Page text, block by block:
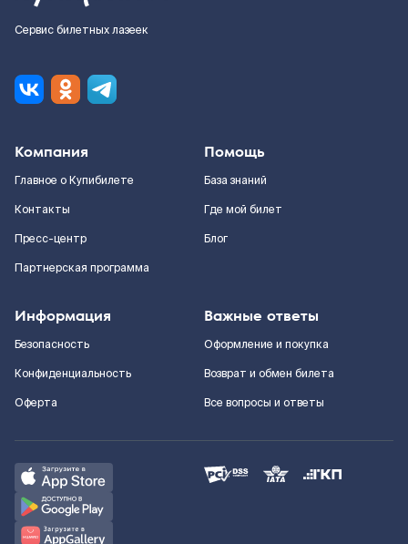
Сервис билетных лазеек
Компания
Главное о Купибилете
Контакты
Пресс-центр
Партнерская программа
Помощь
База знаний
Где мой билет
Блог
Информация
Безопасность
Конфиденциальность
Оферта
Важные ответы
Оформление и покупка
Возврат и обмен билета
Все вопросы и ответы